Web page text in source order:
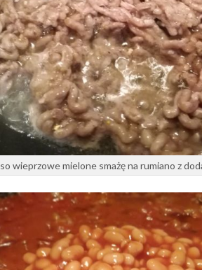
wieprzowe mielone smażę na rumiano z